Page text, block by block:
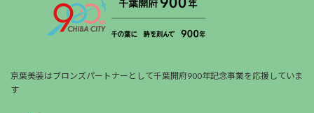
京葉美装はブロンズパートナーとして千葉開府900年記念事業を応援していま
す